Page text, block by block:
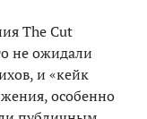
The Cut
не ожидали
и «кейк
особенно